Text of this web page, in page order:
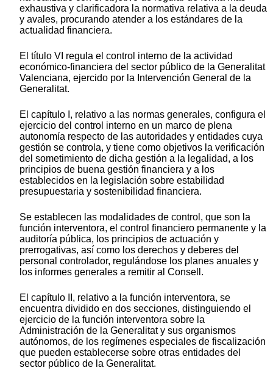
exhaustiva y clarificadora la normativa relativa a la deuda
y avales, procurando atender a los estándares de la
actualidad financiera.
El título VI regula el control interno de la actividad
económico-financiera del sector público de la Generalitat
Valenciana, ejercido por la Intervención General de la
Generalitat.
El capítulo I, relativo a las normas generales, configura el
ejercicio del control interno en un marco de plena
autonomía respecto de las autoridades y entidades cuya
gestión se controla, y tiene como objetivos la verificación
del sometimiento de dicha gestión a la legalidad, a los
principios de buena gestión financiera y a los
establecidos en la legislación sobre estabilidad
presupuestaria y sostenibilidad financiera.
Se establecen las modalidades de control, que son la
función interventora, el control financiero permanente y la
auditoría pública, los principios de actuación y
prerrogativas, así como los derechos y deberes del
personal controlador, regulándose los planes anuales y
los informes generales a remitir al Consell.
El capítulo II, relativo a la función interventora, se
encuentra dividido en dos secciones, distinguiendo el
ejercicio de la función interventora sobre la
Administración de la Generalitat y sus organismos
autónomos, de los regímenes especiales de fiscalización
que pueden establecerse sobre otras entidades del
sector público de la Generalitat.